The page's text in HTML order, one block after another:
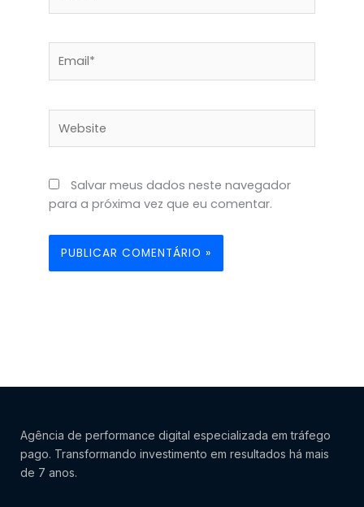
Salvar meus dados neste navegador
para a próxima vez que eu comentar.
Agência de performance digital especializada em tráfego
pago. Transformando investimento em resultados há mais
de 7 anos.